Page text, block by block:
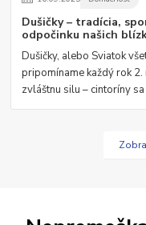
Dušičky – tradícia,
odpočinku našich
Dušičky, alebo Sviatok
pripomíname každý rok
zvláštnu silu – cintoríny